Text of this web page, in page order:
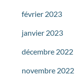
février 2023
janvier 2023
décembre 2022
novembre 2022